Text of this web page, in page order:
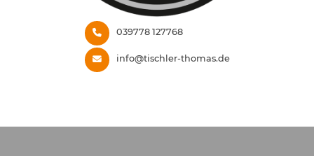
039778 127768
info@tischler-thomas.de